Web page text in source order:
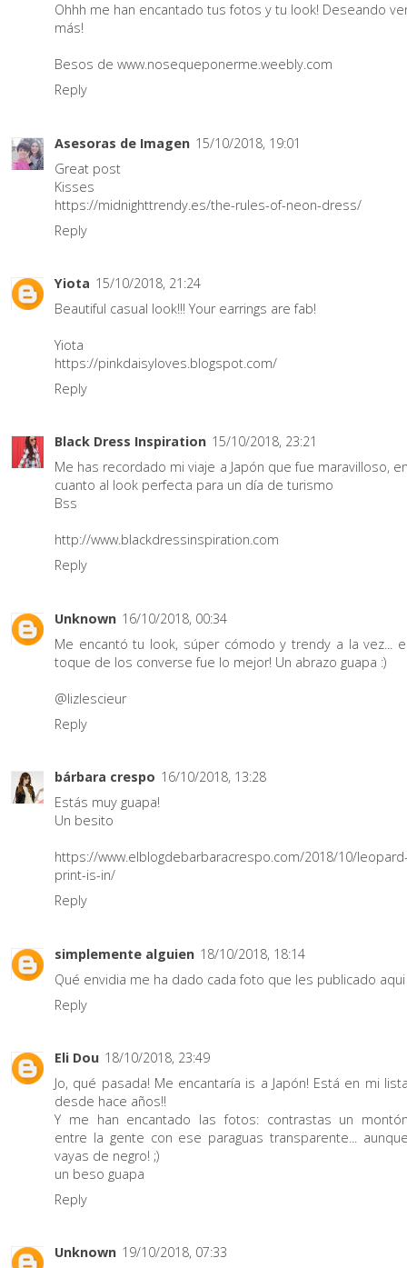
Ohhh me han encantado tus fotos y tu look! Deseando
más!
Besos de www.nosequeponerme.weebly.com
Reply
Asesoras de Imagen 15/10/2018, 19:01
Great post
Kisses
https://midnighttrendy.es/the-rules-of-neon-dress/
Reply
Yiota 15/10/2018, 21:24
Beautiful casual look!!! Your earrings are fab!
Yiota
https://pinkdaisyloves.blogspot.com/
Reply
Black Dress Inspiration 15/10/2018, 23:21
Me has recordado mi viaje a Japón que fue maravilloso,
cuanto al look perfecta para un día de turismo
Bss
http://www.blackdressinspiration.com
Reply
Unknown 16/10/2018, 00:34
Me encantó tu look, súper cómodo y trendy a la vez...
toque de los converse fue lo mejor! Un abrazo guapa :)
@lizlescieur
Reply
bárbara crespo 16/10/2018, 13:28
Estás muy guapa!
Un besito
https://www.elblogdebarbaracrespo.com/2018/10/
print-is-in/
Reply
simplemente alguien 18/10/2018, 18:14
Qué envidia me ha dado cada foto que les publicado aqui
Reply
Eli Dou 18/10/2018, 23:49
Jo, qué pasada! Me encantaría is a Japón! Está en mi
desde hace años!!
Y me han encantado las fotos: contrastas un
entre la gente con ese paraguas transparente...
vayas de negro! ;)
un beso guapa
Reply
Unknown 19/10/2018, 07:33